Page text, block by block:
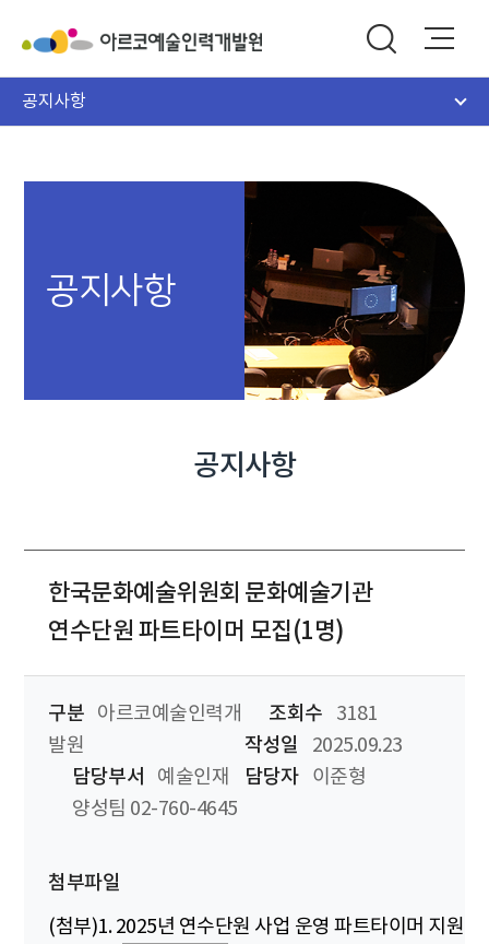
공지사항
공지사항
공지사항
한국문화예술위원회 문화예술기관
연수단원 파트타이머 모집(1명)
구분
아르코예술인력개
발원
조회수
3181
작성일
2025.09.23
담당부서
예술인재
양성팀 02-760-4645
담당자 이준형
첨부파일
(첨부)1. 2025년 연수단원 사업 운영 파트타이머 지원